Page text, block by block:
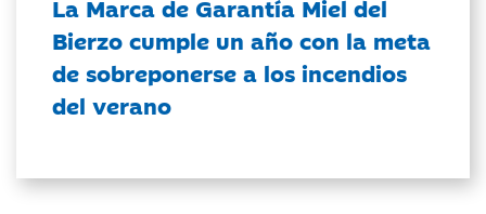
La Marca de Garantía Miel del
Bierzo cumple un año con la meta
de sobreponerse a los incendios
del verano